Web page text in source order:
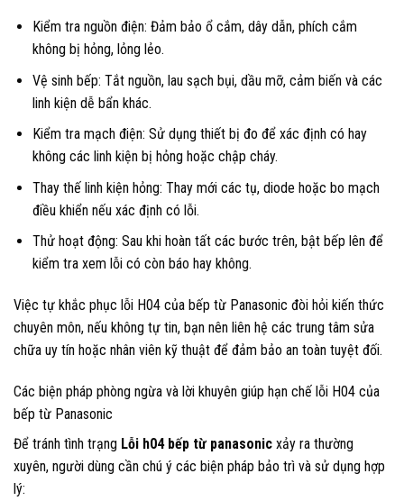
Kiểm tra nguồn điện: Đảm bảo ổ cắm, dây dẫn, phích cắm
không bị hỏng, lỏng lẻo.
Vệ sinh bếp: Tắt nguồn, lau sạch bụi, dầu mỡ, cảm biến và các
linh kiện dễ bẩn khác.
Kiểm tra mạch điện: Sử dụng thiết bị đo để xác định có hay
không các linh kiện bị hỏng hoặc chập cháy.
Thay thế linh kiện hỏng: Thay mới các tụ, diode hoặc bo mạch
điều khiển nếu xác định có lỗi.
Thử hoạt động: Sau khi hoàn tất các bước trên, bật bếp lên để
kiểm tra xem lỗi có còn báo hay không.
Việc tự khắc phục lỗi H04 của bếp từ Panasonic đòi hỏi kiến thức
chuyên môn, nếu không tự tin, bạn nên liên hệ các trung tâm sửa
chữa uy tín hoặc nhân viên kỹ thuật để đảm bảo an toàn tuyệt đối.
Các biện pháp phòng ngừa và lời khuyên giúp hạn chế lỗi H04 của
bếp từ Panasonic
Để tránh tình trạng Lỗi h04 bếp từ panasonic xảy ra thường
xuyên, người dùng cần chú ý các biện pháp bảo trì và sử dụng hợp
lý: